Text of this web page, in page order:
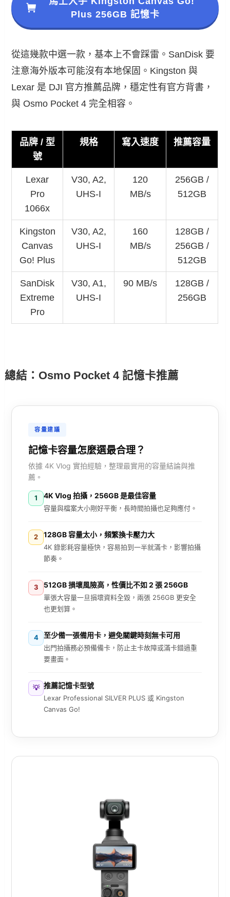
Plus 256GB 記憶卡
從這幾款中選一款，基本上不會踩雷。SanDisk 要
注意海外版本可能沒有本地保固。Kingston 與
Lexar 是 DJI 官方推薦品牌，穩定性有官方背書，
與 Osmo Pocket 4 完全相容。
品牌 / 型
號
規格 寫入速度 推薦容量
Lexar
Pro
1066x
V30, A2,
UHS-I
120
MB/s
256GB /
512GB
Kingston
Canvas
Go! Plus
V30, A2,
UHS-I
160
MB/s
128GB /
256GB /
512GB
SanDisk
Extreme
Pro
V30, A1,
UHS-I
90 MB/s
128GB /
256GB
總結：Osmo Pocket 4 記憶卡推薦
容量建議
記憶卡容量怎麼選最合理？
依據 4K Vlog 實拍經驗，整理最實用的容量結論與推
薦。
1 4K Vlog 拍攝，256GB 是最佳容量
容量與檔案大小剛好平衡，長時間拍攝也足夠應付。
2 128GB 容量太小，頻繁換卡壓力大
4K 錄影耗容量極快，容易拍到一半就滿卡，影響拍攝
節奏。
3 512GB 損壞風險高，性價比不如 2 張 256GB
單張大容量一旦損壞資料全毀，兩張 256GB 更安全
也更划算。
4 至少備一張備用卡，避免關鍵時刻無卡可用
出門拍攝務必預備備卡，防止主卡故障或滿卡錯過重
要畫面。
💡 推薦記憶卡型號
Lexar Professional SILVER PLUS 或 Kingston
Canvas Go!